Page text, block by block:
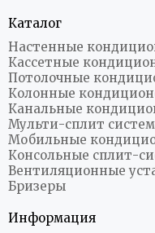
Каталог
Настенные
Кассетные
Потолочные
Колонные
Канальные
Мульти-сплит
Мобильные
Консольные сплит-
Вентиляционные
Бризеры
Информация